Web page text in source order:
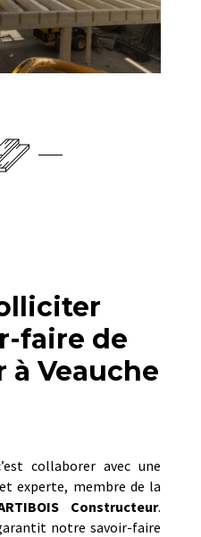
faire de
Veauche
collaborer avec une
experte, membre de la
Constructeur.
notre savoir-faire